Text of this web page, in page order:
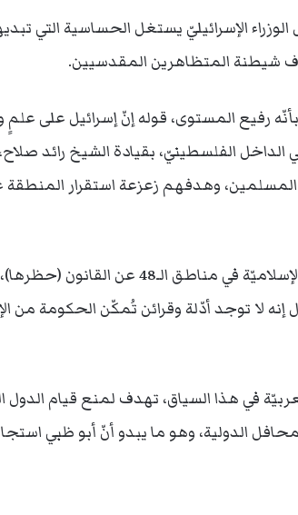
الإسرائيليّ يستغل الحساسية التي
شيطنة المتظاهرين المقدسيين.
رفيع المستوى، قوله إنّ إسرائيل على علمٍ
الفلسطينيّ، بقيادة الشيخ رائد
وهدفهم زعزعة استقرار المنطقة
يُشار في هذا السياق إلى أنّ نتنياهو طلب إخراج الحركة الإسلاميّة في مناطق الـ48 عن
إنه لا توجد أدّلة وقرائن تُمكّن الحكومة من
في هذا السياق، تهدف لمنع قيام الدول
الدولية، وهو ما يبدو أنّ أبو ظبي